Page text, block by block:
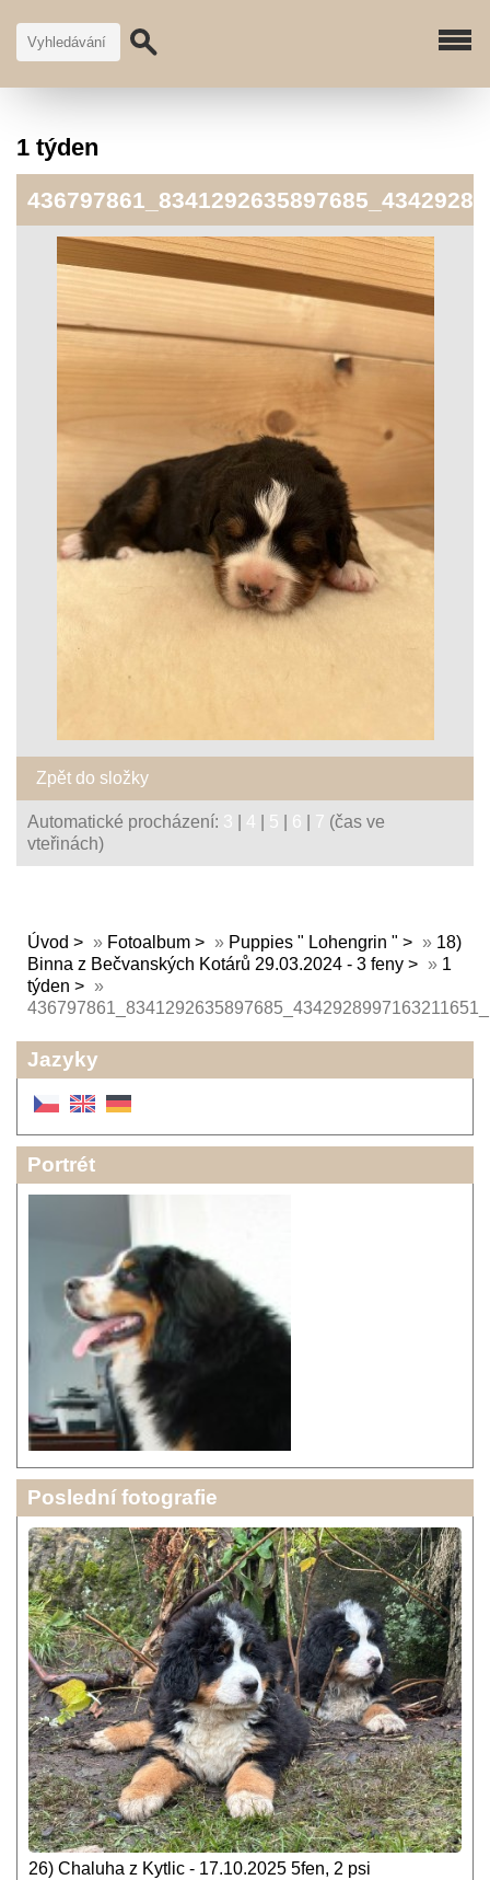
1 týden
Zpět do složky
Automatické procházení: 3 4 5 6 7 (čas ve
vteřinách)
Úvod » Fotoalbum » Puppies " Lohengrin " » 18)
Binna z Bečvanských Kotárů 29.03.2024 - 3 feny
» 1
týden
»
Jazyky
Portrét
Poslední fotografie
26) Chaluha z Kytlic - 17.10.2025 5fen, 2 psi